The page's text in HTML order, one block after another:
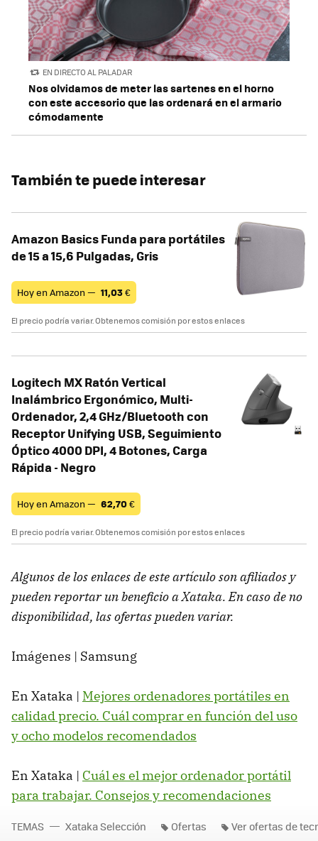
EN DIRECTO AL PALADAR
Nos olvidamos de meter las sartenes en el horno
con este accesorio que las ordenará en el armario
cómodamente
También te puede interesar
Amazon Basics Funda para portátiles
de 15 a 15,6 Pulgadas, Gris
Hoy en Amazon — 11,03€
El precio podría variar. Obtenemos comisión por estos enlaces
Logitech MX Ratón Vertical
Inalámbrico Ergonómico, Multi-
Ordenador, 2,4 GHz/Bluetooth con
Receptor Unifying USB, Seguimiento
Óptico 4000 DPI, 4 Botones, Carga
Rápida - Negro
Hoy en Amazon — 62,70€
El precio podría variar. Obtenemos comisión por estos enlaces
Algunos de los enlaces de este artículo son afiliados y
pueden reportar un beneficio a Xataka. En caso de no
disponibilidad, las ofertas pueden variar.
Imágenes | Samsung
En Xataka | Mejores ordenadores portátiles en
calidad precio. Cuál comprar en función del uso
y ocho modelos recomendados
En Xataka | Cuál es el mejor ordenador portátil
para trabajar. Consejos y recomendaciones
TEMAS Xataka Selección Ofertas Ver ofertas de